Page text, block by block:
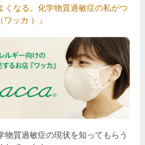
くなる。化学物質過敏症の私がつ
ッカ ）』
物質過敏症の現状を知ってもらう